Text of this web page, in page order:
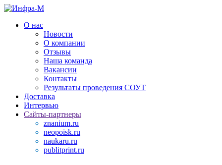
О нас
Новости
О компании
Отзывы
Наша команда
Вакансии
Контакты
Результаты проведения СОУТ
Доставка
Интервью
Сайты-партнеры
znanium.ru
neopoisk.ru
naukaru.ru
publitprint.ru